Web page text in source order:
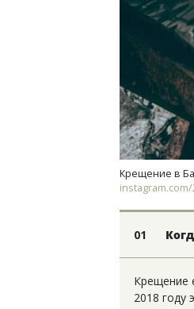
Крещение в
01
Крещение
2018 году
Смелость
Генеральный
ЗИАС — об
трендах в
СТРОИТЕЛЬСТВО